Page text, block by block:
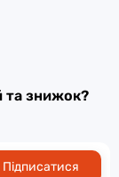
та знижок?
Підписатися